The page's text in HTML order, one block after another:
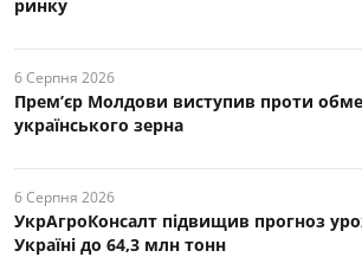
ринку
6 Серпня 2026
Прем’єр Молдови виступив проти
українського зерна
6 Серпня 2026
УкрАгроКонсалт підвищив прогноз
Україні до 64,3 млн тонн